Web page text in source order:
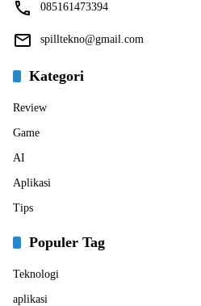
085161473394
spilltekno@gmail.com
Kategori
Review
Game
AI
Aplikasi
Tips
Populer Tag
Teknologi
aplikasi